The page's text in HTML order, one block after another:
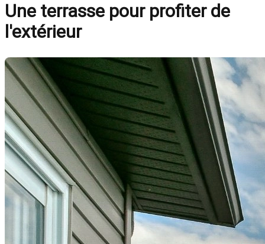
Une terrasse pour profiter de
l'extérieur